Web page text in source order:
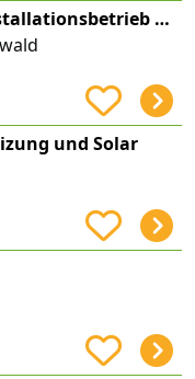
Kurt Gerspacher Installationsbetrieb Heizung-Sanitär-Solar
und Solar